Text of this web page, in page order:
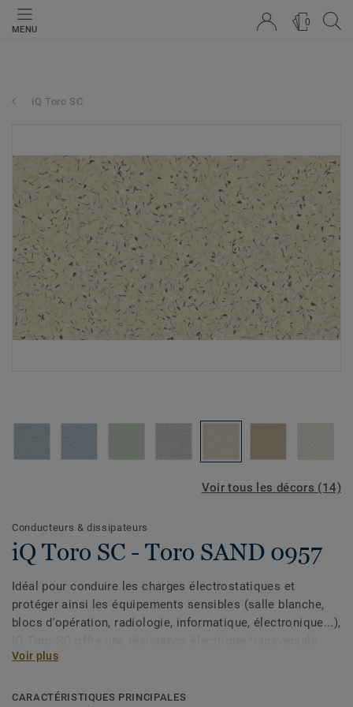
MENU
0
iQ Toro SC
Voir tous les décors (14)
Conducteurs & dissipateurs
iQ Toro SC - Toro SAND 0957
Idéal pour conduire les charges électrostatiques et
protéger ainsi les équipements sensibles (salle blanche,
blocs d'opération, radiologie, informatique, électronique...),
≤106 Ω (EN 1081). Un simple lustrage à sec suffit pour
grande longévité. iQ Toro SC est composé d’un décor non
Voir plus
CARACTÉRISTIQUES PRINCIPALES